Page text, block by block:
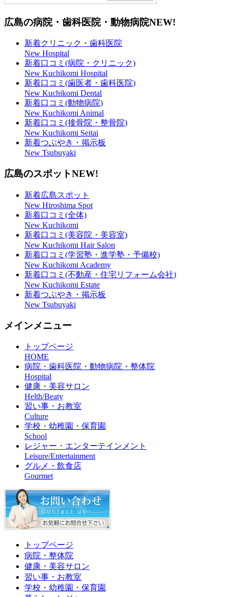
広島の病院・歯科医院・動物病院NEW!
新着クリニック・歯科医院
New Hospital
新着口コミ(病院・クリニック)
New Kuchikomi Hospital
新着口コミ(歯医者・歯科医院)
New Kuchikomi Dental
新着口コミ(動物病院)
New Kuchikomi Animal
新着口コミ(接骨院・整骨院)
New Kuchikomi Seitai
新着つぶやき・掲示板
New Tsubuyaki
広島のスポットNEW!
新着広島スポット
New Hiroshima Spot
新着口コミ(全体)
New Kuchikomi
新着口コミ(美容院・美容室)
New Kuchikomi Hair Salon
新着口コミ(学習塾・進学塾・予備校)
New Kuchikomi Academy
新着口コミ(不動産・住宅リフォーム会社)
New Kuchikomi Estate
新着つぶやき・掲示板
New Tsubuyaki
メインメニュー
トップページ
HOME
病院・歯科医院・動物病院・整体院
Hospital
健康・美容サロン
Helth/Beaty
習い事・お教室
Culture
学校・幼稚園・保育園
School
レジャー・エンターテインメント
Leisure/Entertainment
グルメ・飲食店
Gourmet
トップページ
病院・整体院
健康・美容サロン
習い事・お教室
学校・幼稚園・保育園